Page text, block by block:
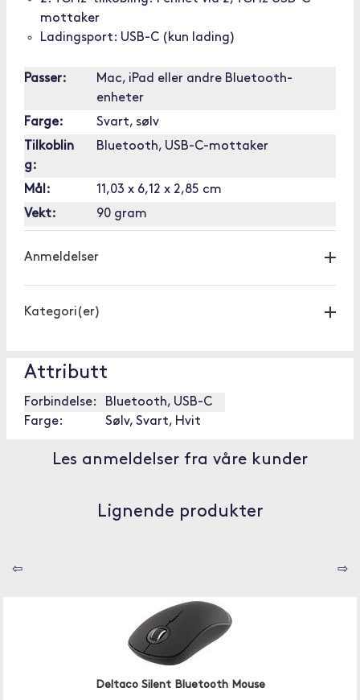
mottaker
Ladingsport: USB-C (kun lading)
Passer:
Mac, iPad eller andre Bluetooth-
enheter
Farge:
Svart, sølv
Tilkoblin
g:
Bluetooth, USB-C-mottaker
Mål:
11,03 x 6,12 x 2,85 cm
Vekt:
90 gram
Anmeldelser
Kategori(er)
Attributt
Forbindelse:
Bluetooth, USB-C
Farge:
Sølv, Svart, Hvit
Les anmeldelser fra våre kunder
Lignende produkter
⇦ ⇨
Deltaco Silent Bluetooth Mouse